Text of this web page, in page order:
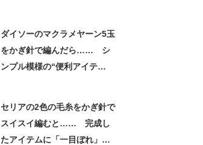
ダイソーのマクラメヤーン5玉
をかぎ針で編んだら…… シ
ンプル模様の“便利アイテ
セリアの2色の毛糸をかぎ針で
スイスイ編むと…… 完成し
たアイテムに「一目ぼれ」「9